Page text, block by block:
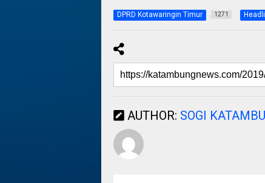
DPRD Kotawaringin Timur 1271
AUTHOR: SOGI